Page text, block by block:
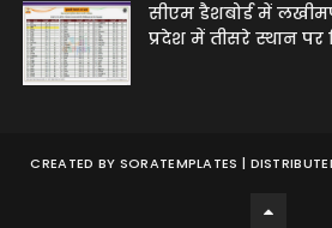
सीएम डैशबोर्ड में
प्रदेश में तीसरे स्थान पर
CREATED BY SORATEMPLATES |